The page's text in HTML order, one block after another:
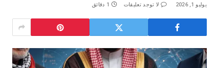
يوليو 1, 2026 لا توجد تعليقات 1 دقائق